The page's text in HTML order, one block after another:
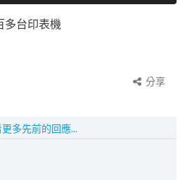
多台印表機
分享
多先前的回應...